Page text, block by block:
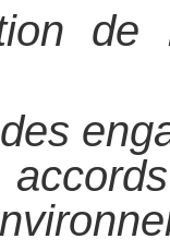
de